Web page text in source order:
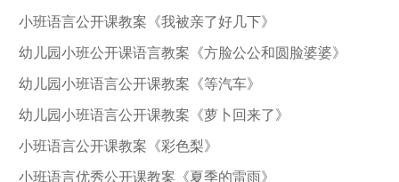
小班语言公开课教案《我被亲了好几下》
幼儿园小班公开课语言教案《方脸公公和圆脸婆婆》
幼儿园小班语言公开课教案《等汽车》
幼儿园小班语言公开课教案《萝卜回来了》
小班语言公开课教案《彩色梨》
小班语言优秀公开课教案《夏季的雷雨》